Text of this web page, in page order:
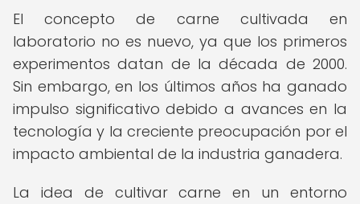
El concepto de carne cultivada en
laboratorio no es nuevo, ya que los primeros
experimentos datan de la década de 2000.
Sin embargo, en los últimos años ha ganado
impulso significativo debido a avances en la
tecnología y la creciente preocupación por el
impacto ambiental de la industria ganadera.
La idea de cultivar carne en un entorno